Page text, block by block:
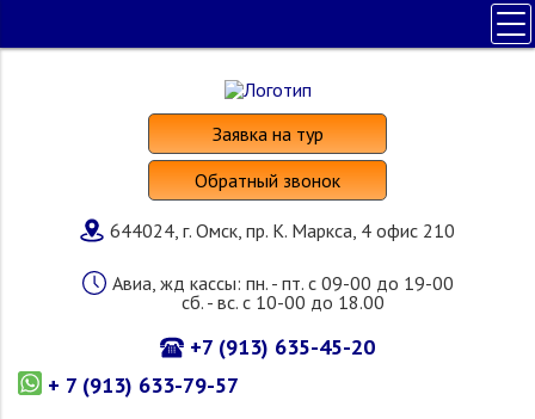
Заявка на тур
Обратный звонок
644024, г. Омск, пр. К. Маркса, 4 офис 210
Авиа, жд кассы: пн. - пт. с 09-00 до 19-00
сб. - вс. с 10-00 до 18.00
+7 (913) 635-45-20
+ 7 (913) 633-79-57
ПОИСК ТУРА
НАШИ УСЛУГИ
СТРАНЫ И ОТЕЛИ
О КОМПАНИИ